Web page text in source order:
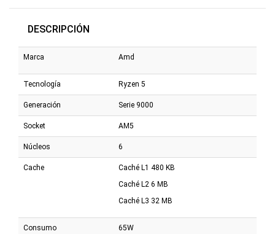
DESCRIPCIÓN
Marca Amd
Tecnología Ryzen 5
Generación Serie 9000
Socket AM5
Núcleos 6
Cache
Caché L1 480 KB
Caché L2 6 MB
Caché L3 32 MB
Consumo 65W